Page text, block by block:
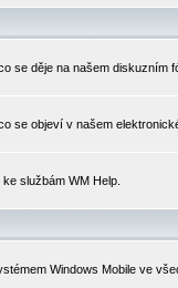
se děje na našem diskuzním
se objeví v našem
službám WM Help.
Windows Mobile ve